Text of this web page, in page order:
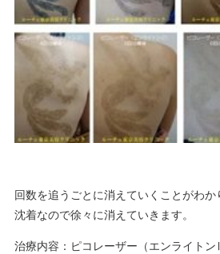
回数を追うごとに消えていくことがわ
沈着なので徐々に消えていきます。
治療内容：ピコレーザー（エンライト